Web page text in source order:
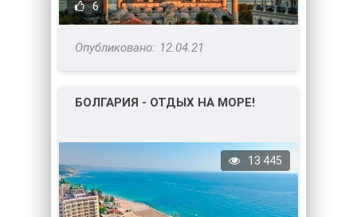
6
12.04.21
БОЛГАРИЯ - ОТДЫХ НА МОРЕ!
13 445